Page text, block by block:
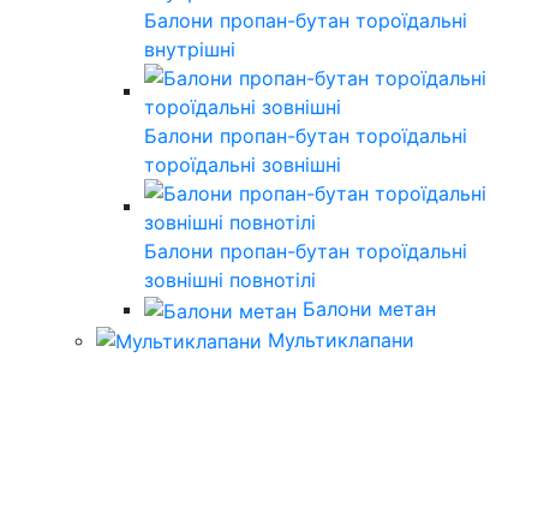
Балони пропан-бутан тороїдальні
внутрішні
Балони пропан-бутан тороїдальні
тороїдальні зовнішні
Балони пропан-бутан тороїдальні
зовнішні повнотілі
Балони метан
Мультиклапани